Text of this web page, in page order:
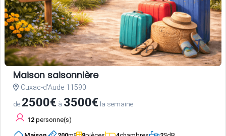
Maison saisonnière
Cuxac-d'Aude 11590
de 2500€ à 3500€ la semaine
12 personne(s)